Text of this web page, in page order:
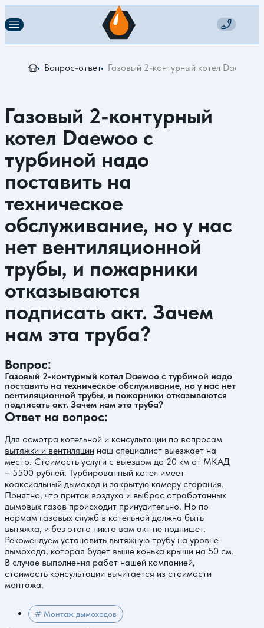
Вопрос-ответ Газовый 2-контурный котел Daewoo
Газовый 2-контурный
котел Daewoo с
турбиной надо
поставить на
техническое
обслуживание, но у нас
нет вентиляционной
трубы, и пожарники
отказываются
подписать акт. Зачем
нам эта труба?
Вопрос:
Газовый 2-контурный котел Daewoo с турбиной надо
поставить на техническое обслуживание, но у нас нет
вентиляционной трубы, и пожарники отказываются
подписать акт. Зачем нам эта труба?
Ответ на вопрос:
Для осмотра котельной и консультации по вопросам
вытяжки и вентиляции наш специалист выезжает на
место. Стоимость услуги с выездом до 20 км от МКАД
– 5500 рублей. Турбированный котел имеет
коаксиальный дымоход и закрытую камеру сгорания.
Понятно, что приток воздуха и выброс отработанных
дымовых газов происходит принудительно. Но по
нормам газовых служб в котельной должна быть
вытяжка, и без этого никто вам акт не подпишет.
Рекомендуем установить вытяжную трубу на уровне
дымохода, которая будет выше конька крыши на 50 см.
В случае выполнения работ нашей компанией,
стоимость консультации вычитается из стоимости
монтажа.
# Монтаж дымоходов